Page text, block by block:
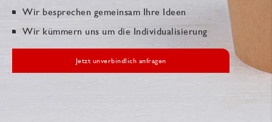
Wir besprechen gemeinsam Ihre Ideen
Wir kümmern uns um die Individualisierung
Jetzt unverbindlich anfragen